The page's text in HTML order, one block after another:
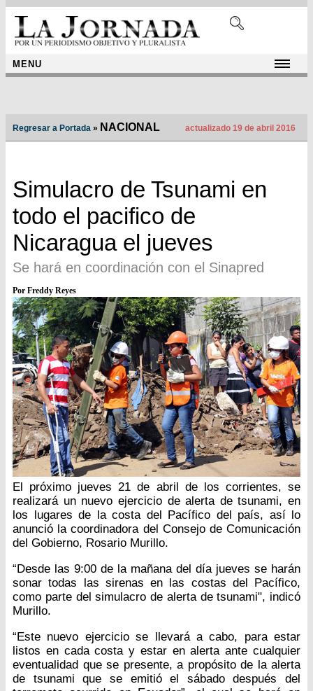
MENU
Regresar a Portada » NACIONAL actualizado 19 de abril 2016
Simulacro de Tsunami en
todo el pacifico de
Nicaragua el jueves
Se hará en coordinación con el Sinapred
Por Freddy Reyes
El próximo jueves 21 de abril de los corrientes, se
realizará un nuevo ejercicio de alerta de tsunami, en
los lugares de la costa del Pacífico del país, así lo
anunció la coordinadora del Consejo de Comunicación
del Gobierno, Rosario Murillo.
“Desde las 9:00 de la mañana del día jueves se harán
sonar todas las sirenas en las costas del Pacífico,
como parte del simulacro de alerta de tsunami", indicó
Murillo.
“Este nuevo ejercicio se llevará a cabo, para estar
listos en cada costa y estar en alerta ante cualquier
eventualidad que se presente, a propósito de la alerta
de tsunami que se emitió el sábado después del